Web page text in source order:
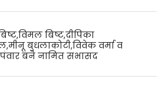
बिष्ट,दीपिका
बुधलाकोटी,विवेक वर्मा व
बने नामित सभासद